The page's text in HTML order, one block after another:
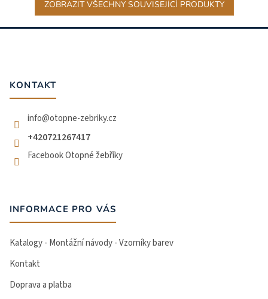
ZOBRAZIT VŠECHNY SOUVISEJÍCÍ PRODUKTY
Z
KONTAKT
info@otopne-zebriky.cz
+420721267417
Facebook Otopné žebříky
INFORMACE PRO VÁS
Katalogy - Montážní návody - Vzorníky barev
Kontakt
Doprava a platba